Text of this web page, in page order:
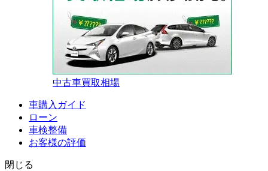
中古車買取相場
車購入ガイド
ローン
車検整備
お客様の評価
閉じる